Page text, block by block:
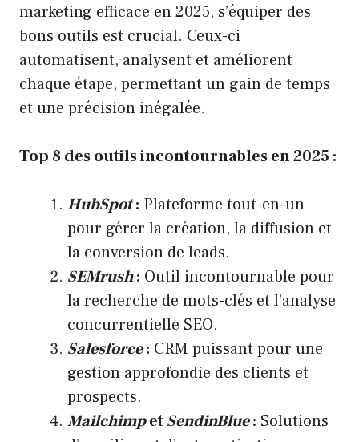
marketing efficace en 2025, s’équiper des
bons outils est crucial. Ceux-ci
automatisent, analysent et améliorent
chaque étape, permettant un gain de temps
et une précision inégalée.
Top 8 des outils incontournables en 2025 :
HubSpot: Plateforme tout-en-un
pour gérer la création, la diffusion et
la conversion de leads.
SEMrush: Outil incontournable pour
la recherche de mots-clés et l’analyse
concurrentielle SEO.
Salesforce: CRM puissant pour une
gestion approfondie des clients et
prospects.
MailchimpetSendinBlue: Solutions